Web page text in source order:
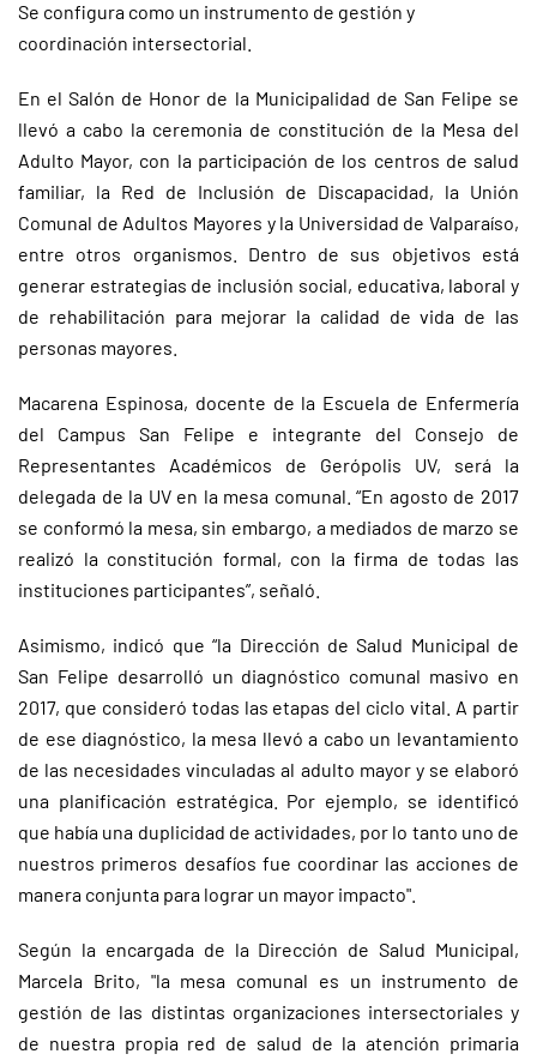
Se configura como un instrumento de gestión y
coordinación intersectorial.
En el Salón de Honor de la Municipalidad de San Felipe se
llevó a cabo la ceremonia de constitución de la Mesa del
Adulto Mayor, con la participación de los centros de salud
familiar, la Red de Inclusión de Discapacidad, la Unión
Comunal de Adultos Mayores y la Universidad de Valparaíso,
entre otros organismos. Dentro de sus objetivos está
generar estrategias de inclusión social, educativa, laboral y
de rehabilitación para mejorar la calidad de vida de las
personas mayores.
Macarena Espinosa, docente de la Escuela de Enfermería
del Campus San Felipe e integrante del Consejo de
Representantes Académicos de Gerópolis UV, será la
delegada de la UV en la mesa comunal. “En agosto de 2017
se conformó la mesa, sin embargo, a mediados de marzo se
realizó la constitución formal, con la firma de todas las
instituciones participantes”, señaló.
Asimismo, indicó que “la Dirección de Salud Municipal de
San Felipe desarrolló un diagnóstico comunal masivo en
2017, que consideró todas las etapas del ciclo vital. A partir
de ese diagnóstico, la mesa llevó a cabo un levantamiento
de las necesidades vinculadas al adulto mayor y se elaboró
una planificación estratégica. Por ejemplo, se identificó
que había una duplicidad de actividades, por lo tanto uno de
nuestros primeros desafíos fue coordinar las acciones de
manera conjunta para lograr un mayor impacto".
Según la encargada de la Dirección de Salud Municipal,
Marcela Brito, "la mesa comunal es un instrumento de
gestión de las distintas organizaciones intersectoriales y
de nuestra propia red de salud de la atención primaria